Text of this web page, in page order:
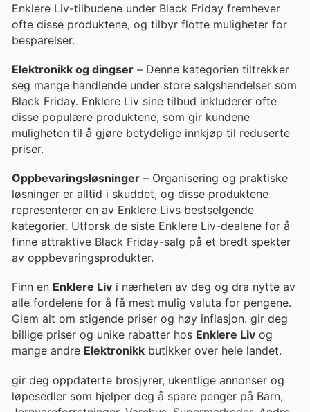
Enklere Liv-tilbudene under Black Friday fremhever
ofte disse produktene, og tilbyr flotte muligheter for
besparelser.
Elektronikk og dingser – Denne kategorien tiltrekker
seg mange handlende under store salgshendelser som
Black Friday. Enklere Liv sine tilbud inkluderer ofte
disse populære produktene, som gir kundene
muligheten til å gjøre betydelige innkjøp til reduserte
priser.
Oppbevaringsløsninger – Organisering og praktiske
løsninger er alltid i skuddet, og disse produktene
representerer en av Enklere Livs bestselgende
kategorier. Utforsk de siste Enklere Liv-dealene for å
finne attraktive Black Friday-salg på et bredt spekter
av oppbevaringsprodukter.
Finn en Enklere Liv i nærheten av deg og dra nytte av
alle fordelene for å få mest mulig valuta for pengene.
Glem alt om stigende priser og høy inflasjon. gir deg
billige priser og unike rabatter hos Enklere Liv og
mange andre Elektronikk butikker over hele landet.
gir deg oppdaterte brosjyrer, ukentlige annonser og
løpesedler som hjelper deg å spare penger på Barn,